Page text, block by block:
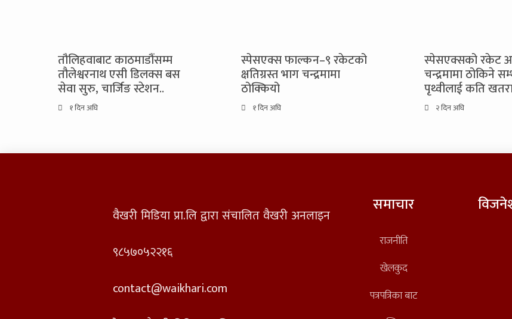
तौलिहवाबाट काठमाडौंसम्म
तौलेश्वरनाथ एसी डिलक्स बस
सेवा सुरु, चार्जिङ स्टेशन..
१ दिन अघि
स्पेसएक्स फाल्कन–९ रकेटको
क्षतिग्रस्त भाग चन्द्रमामा
ठोक्कियो
१ दिन अघि
स्पेसएक्सको रकेट
चन्द्रमामा ठोकिने
पृथ्वीलाई कति
२ दिन अघि
वैखरी मिडिया प्रा.लि द्वारा संचालित वैखरी अनलाइन
९८५७०५२२१६
contact@waikhari.com
समाचार
राजनीति
खेलकुद
पत्रपत्रिका बाट